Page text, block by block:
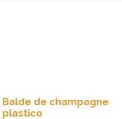
Balde de champagne
plastico